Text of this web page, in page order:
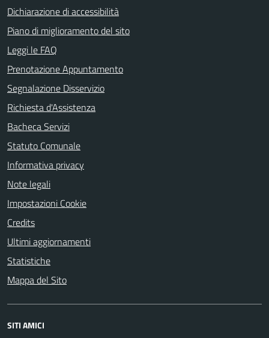
Dichiarazione di accessibilità
Piano di miglioramento del sito
Leggi le FAQ
Prenotazione Appuntamento
Segnalazione Disservizio
Richiesta d'Assistenza
Bacheca Servizi
Statuto Comunale
Informativa privacy
Note legali
Impostazioni Cookie
Credits
Ultimi aggiornamenti
Statistiche
Mappa del Sito
SITI AMICI